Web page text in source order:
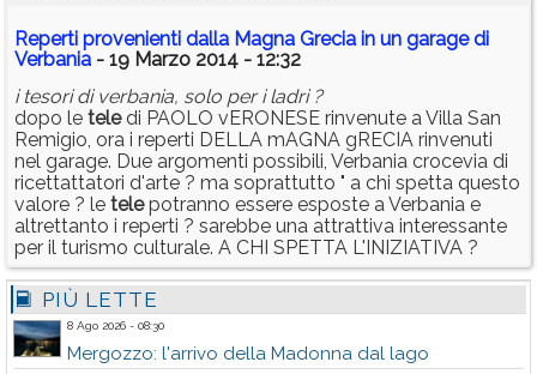
Reperti provenienti dalla Magna Grecia in un garage di
Verbania - 19 Marzo 2014 - 12:32
i tesori di verbania, solo per i ladri ?
dopo le teledi PAOLO vERONESE rinvenute a Villa San
Remigio, ora i reperti DELLA mAGNA gRECIA rinvenuti
nel garage. Due argomenti possibili, Verbania crocevia di
ricettattatori d'arte ? ma soprattutto " a chi spetta questo
valore ? le telepotranno essere esposte a Verbania e
altrettanto i reperti ? sarebbe una attrattiva interessante
per il turismo culturale. A CHI SPETTA L'INIZIATIVA ?
PIÙ LETTE
8 Ago 2026 - 08:30
Mergozzo: l'arrivo della Madonna dal lago